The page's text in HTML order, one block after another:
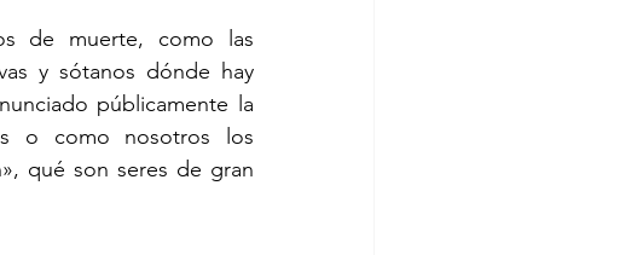
de muerte, como las
y sótanos dónde hay
públicamente la
o como nosotros los
qué son seres de gran